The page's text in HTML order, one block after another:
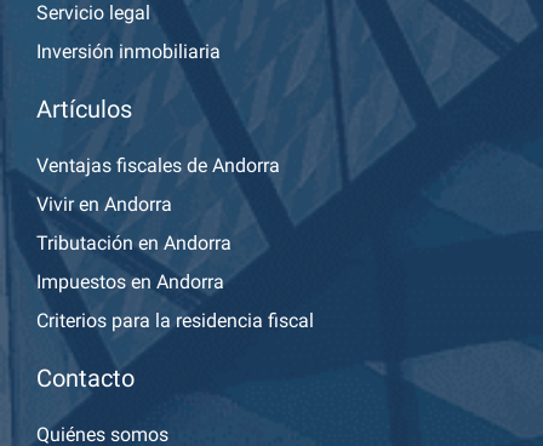
Servicio legal
Inversión inmobiliaria
Artículos
Ventajas fiscales de Andorra
Vivir en Andorra
Tributación en Andorra
Impuestos en Andorra
Criterios para la residencia fiscal
Contacto
Quiénes somos